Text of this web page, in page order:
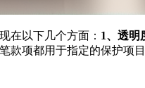
在以下几个方面： 1、透明
款项都用于指定的保护